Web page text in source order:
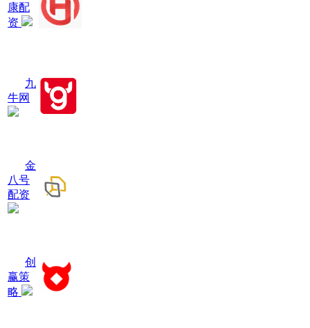
康配
资
九
牛网
金
八号
配资
创
赢策
略